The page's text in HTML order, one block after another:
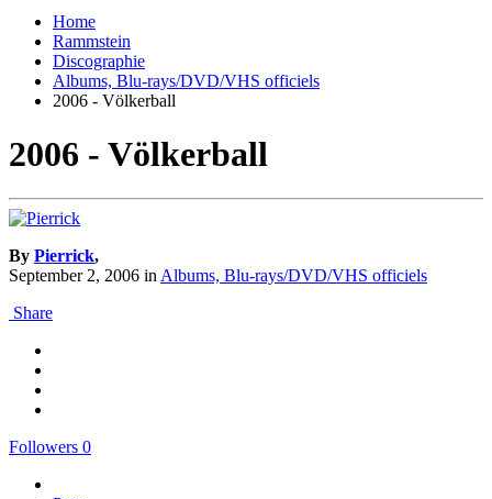
Home
Rammstein
Discographie
Albums, Blu-rays/DVD/VHS officiels
2006 - Völkerball
2006 - Völkerball
By Pierrick,
September 2, 2006 inAlbums, Blu-rays/DVD/VHS officiels
Share
Followers 0